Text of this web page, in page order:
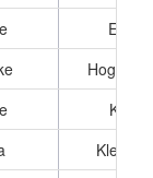
Elbers
Kinkel
Kleef,